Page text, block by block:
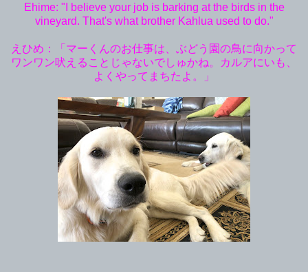
Ehime: "I believe your job is barking at the birds in the
vineyard. That's what brother Kahlua used to do."
えひめ：「マーくんのお仕事は、ぶどう園の鳥に向かって
ワンワン吠えることじゃないでしゅかね。カルアにいも、
よくやってまちたよ。」